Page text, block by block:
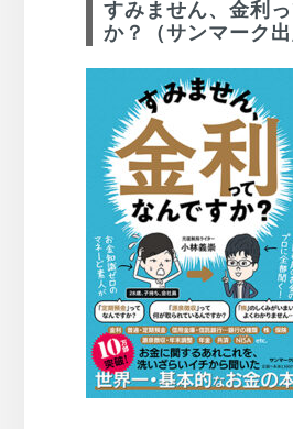
すみません、金利
か？（サンマーク出